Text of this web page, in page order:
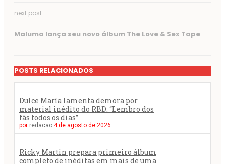
next post
Maluma lança seu novo álbum The Love & Sex Tape
POSTS RELACIONADOS
Dulce María lamenta demora por
material inédito do RBD: “Lembro dos
fãs todos os dias”
por redacao 4 de agosto de 2026
Ricky Martin prepara primeiro álbum
completo de inéditas em mais de uma